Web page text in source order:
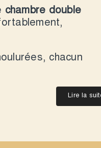
chambre double
chacun
Lire la